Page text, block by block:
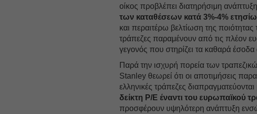
οίκος προβλέπει διατηρήσιμη
των καταθέσεων κατά 3%-4%
και περαιτέρω βελτίωση της
τράπεζες παραμένουν από τις πλέον
γεγονός που στηρίζει τα καθαρά
Παρά την ισχυρή πορεία των
Stanley θεωρεί ότι οι αποτιμήσεις
ελληνικές τράπεζες διαπραγματεύονται
δείκτη P/E έναντι του ευρωπαϊκού
προσφέρουν υψηλότερη ανάπτυξη